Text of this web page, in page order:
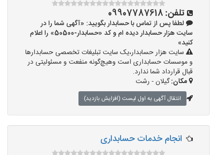
تلفن: 09907787618
لطفا پس از تماس با حسابدار بگویید: «آگهی شما را در
سایت هزار حسابدار دیده ام و کد «حسابدار-50500» را اعلام
کنید»
سایت هزار حسابدار،یک سایت تبلیغات تخصصی حسابدارها
و موسسات حسابداری است وهیچ‌گونه منفعت و مسئولیتی در
قبال قرارداد شما ندارد.
مکان:گیلان - رشت
انتقال آگهی به اول لیست (افزایش بازدید)
انجام خدمات حسابداری